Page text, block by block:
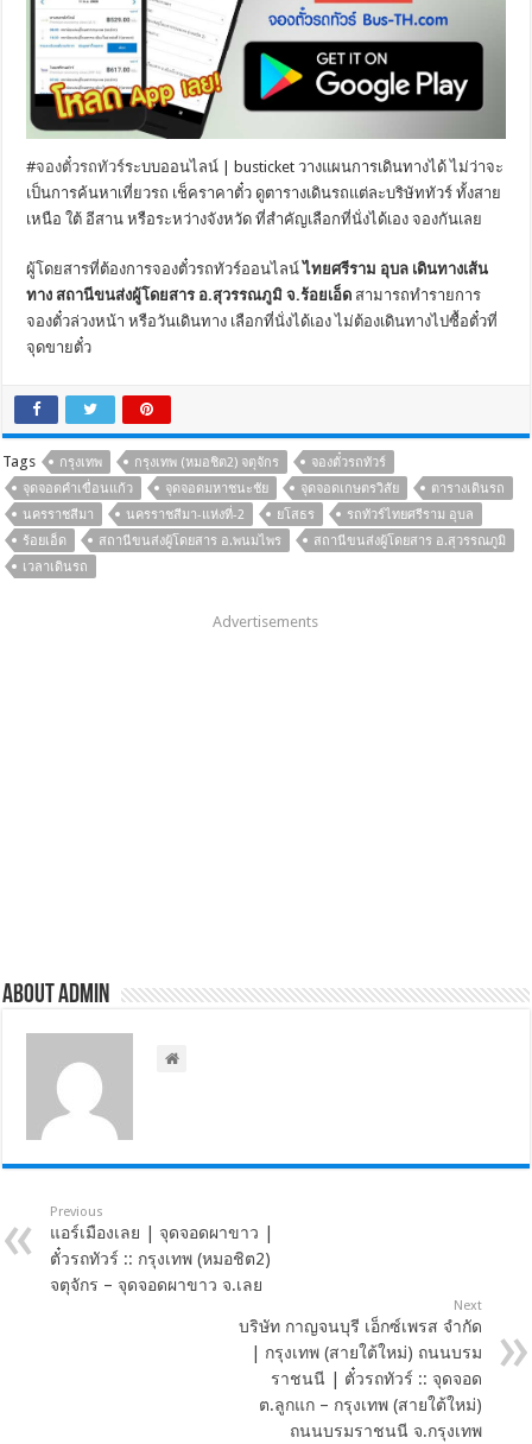
#จองตั๋วรถทัวร์ระบบออนไลน์ | busticket วางแผนการเดินทางได้ ไม่ว่าจะ
เป็นการค้นหาเที่ยวรถ เช็คราคาตั๋ว ดูตารางเดินรถแต่ละบริษัททัวร์ ทั้งสาย
เหนือ ใต้ อีสาน หรือระหว่างจังหวัด ที่สำคัญเลือกที่นั่งได้เอง จองกันเลย
ผู้โดยสารที่ต้องการจองตั๋วรถทัวร์ออนไลน์ไทยศรีราม อุบล เดินทางเส้น
ทาง สถานีขนส่งผู้โดยสาร อ.สุวรรณภูมิ จ.ร้อยเอ็ด สามารถทำรายการ
จองตั๋วล่วงหน้า หรือวันเดินทาง เลือกที่นั่งได้เอง ไม่ต้องเดินทางไปซื้อตั๋วที่
จุดขายตั๋ว
Tags กรุงเทพ กรุงเทพ (หมอชิต2) จตุจักร
จองตั๋วรถทัวร์
จุดจอดคำเขื่อนแก้ว
จุดจอดมหาชนะชัย จุดจอดเกษตรวิสัย
ตารางเดินรถ
นครราชสีมา
นครราชสีมา-แห่งที่-2 ยโสธร
รถทัวร์ไทยศรีราม อุบล
ร้อยเอ็ด
สถานีขนส่งผู้โดยสาร อ.พนมไพร
สถานีขนส่งผู้โดยสาร อ.สุวรรณภูมิ
เวลาเดินรถ
Advertisements
About admin
Previous
แอร์เมืองเลย | จุดจอดผาขาว |
ตั๋วรถทัวร์ :: กรุงเทพ (หมอชิต2)
จตุจักร – จุดจอดผาขาว จ.เลย
Next
บริษัท กาญจนบุรี เอ็กซ์เพรส จำกัด
| กรุงเทพ (สายใต้ใหม่) ถนนบรม
ราชนนี | ตั๋วรถทัวร์ :: จุดจอด
ต.ลูกแก – กรุงเทพ (สายใต้ใหม่)
ถนนบรมราชนนี จ.กรุงเทพ